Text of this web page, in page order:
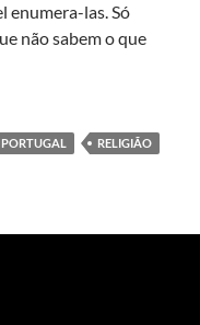
enumera-las. Só
não sabem o que
PORTUGAL
RELIGIÃO